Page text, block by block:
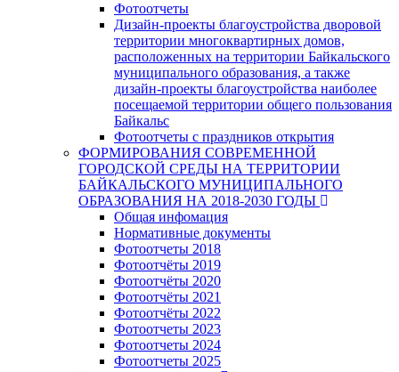
Фотоотчеты
Дизайн-проекты благоустройства дворовой
территории многоквартирных домов,
расположенных на территории Байкальского
муниципального образования, а также
дизайн-проекты благоустройства наиболее
посещаемой территории общего пользования
Байкальс
Фотоотчеты с праздников открытия
ФОРМИРОВАНИЯ СОВРЕМЕННОЙ
ГОРОДСКОЙ СРЕДЫ НА ТЕРРИТОРИИ
БАЙКАЛЬСКОГО МУНИЦИПАЛЬНОГО
ОБРАЗОВАНИЯ НА 2018-2030 ГОДЫ
Общая инфомация
Нормативные документы
Фотоотчеты 2018
Фотоотчёты 2019
Фотоотчёты 2020
Фотоотчёты 2021
Фотоотчёты 2022
Фотоотчеты 2023
Фотоотчеты 2024
Фотоотчеты 2025